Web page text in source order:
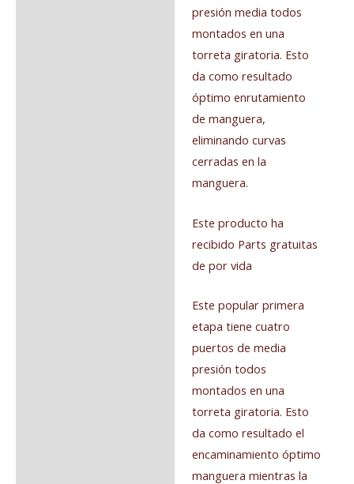
presión media todos
montados en una
torreta giratoria. Esto
da como resultado
óptimo enrutamiento
de manguera,
eliminando curvas
cerradas en la
manguera.
Este producto ha
recibido Parts gratuitas
de por vida
Este popular primera
etapa tiene cuatro
puertos de media
presión todos
montados en una
torreta giratoria. Esto
da como resultado el
encaminamiento óptimo
manguera mientras la